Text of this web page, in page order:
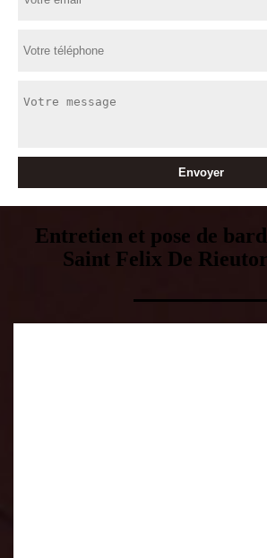
Entretien et pose de
Saint Felix De